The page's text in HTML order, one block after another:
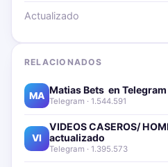
Actualizado
RELACIONADOS
MA Matias Bets ‍ en
Telegram · 1.544.591
VI
VIDEOS CASEROS/
actualizado📱🔥
Telegram · 1.395.573